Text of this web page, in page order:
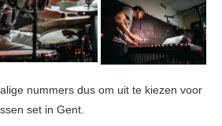
nummers dus om uit te kiezen voor
set in Gent.